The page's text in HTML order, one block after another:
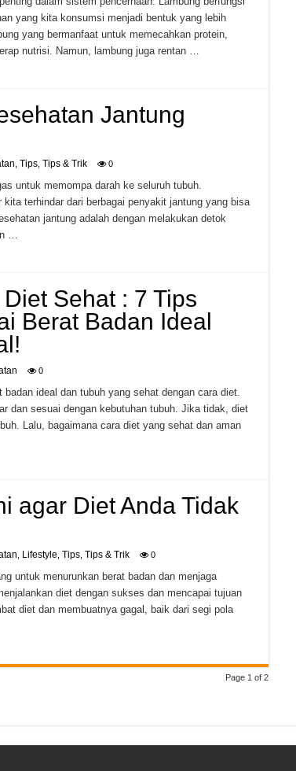
yang kita konsumsi menjadi bentuk yang lebih
yang bermanfaat untuk memecahkan protein,
nutrisi. Namun, lambung juga rentan …
Jantung
Tips, Tips & Trik 0
untuk memompa darah ke seluruh tubuh.
terhindar dari berbagai penyakit jantung yang bisa
jantung adalah dengan melakukan detok
…
Sehat : 7 Tips
Berat Badan Ideal
0
ideal dan tubuh yang sehat dengan cara diet.
dan sesuai dengan kebutuhan tubuh. Jika tidak, diet
Lalu, bagaimana cara diet yang sehat dan aman
agar Diet Anda Tidak
Lifestyle Tips, Tips & Trik 0
untuk menurunkan berat badan dan menjaga
diet dengan sukses dan mencapai tujuan
diet dan membuatnya gagal, baik dari segi pola
Page 1 of 2